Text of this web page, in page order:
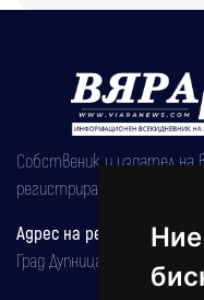
Собственик и издател на
регистрирана на 08.05.2002
Адрес на редакцията
Град Дупница, ул.''Христо